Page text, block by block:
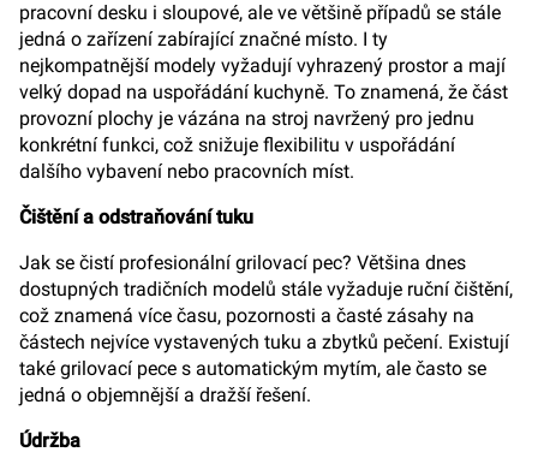
pracovní desku i sloupové, ale ve většině případů se stále
jedná o zařízení zabírající značné místo. I ty
nejkompatnější modely vyžadují vyhrazený prostor a mají
velký dopad na uspořádání kuchyně. To znamená, že část
provozní plochy je vázána na stroj navržený pro jednu
konkrétní funkci, což snižuje flexibilitu v uspořádání
dalšího vybavení nebo pracovních míst.
Čištění a odstraňování tuku
Jak se čistí profesionální grilovací pec? Většina dnes
dostupných tradičních modelů stále vyžaduje ruční čištění,
což znamená více času, pozornosti a časté zásahy na
částech nejvíce vystavených tuku a zbytků pečení. Existují
také grilovací pece s automatickým mytím, ale často se
jedná o objemnější a dražší řešení.
Údržba